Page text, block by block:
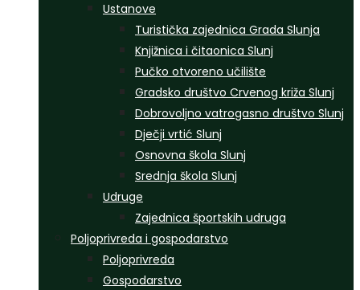
Ustanove
Turistička zajednica Grada Slunja
Knjižnica i čitaonica Slunj
Pučko otvoreno učilište
Gradsko društvo Crvenog križa Slunj
Dobrovoljno vatrogasno društvo Slunj
Dječji vrtić Slunj
Osnovna škola Slunj
Srednja škola Slunj
Udruge
Zajednica športskih udruga
Poljoprivreda i gospodarstvo
Poljoprivreda
Gospodarstvo